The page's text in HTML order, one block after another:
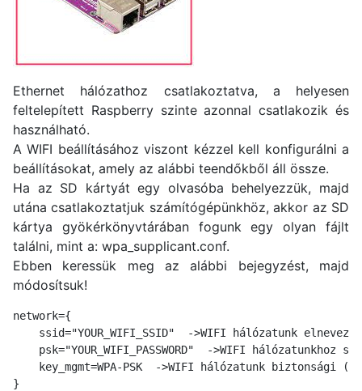
Ethernet hálózathoz csatlakoztatva, a helyesen
feltelepített Raspberry szinte azonnal csatlakozik és
használható.
A WIFI beállításához viszont kézzel kell konfigurálni a
beállításokat, amely az alábbi teendőkből áll össze.
Ha az SD kártyát egy olvasóba behelyezzük, majd
utána csatlakoztatjuk számítógépünkhöz, akkor az SD
kártya gyökérkönyvtárában fogunk egy olyan fájlt
találni, mint a: wpa_supplicant.conf.
Ebben keressük meg az alábbi bejegyzést, majd
módosítsuk!
network={
ssid="YOUR_WIFI_SSID"  ->WIFI hálózatunk
psk="YOUR_WIFI_PASSWORD"  ->WIFI hálózatunkhoz
key_mgmt=WPA-PSK  ->WIFI hálózatunk biztonsági
}